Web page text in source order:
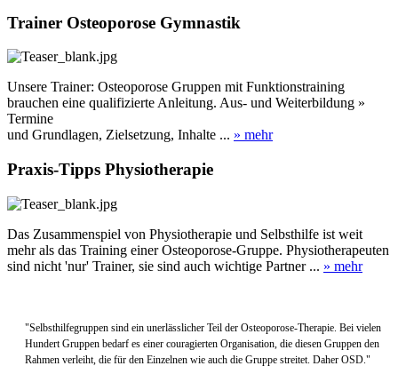
Trainer Osteoporose Gymnastik
Unsere Trainer: Osteoporose Gruppen mit Funktionstraining
brauchen eine qualifizierte Anleitung. Aus- und Weiterbildung »
Termine
und Grundlagen, Zielsetzung, Inhalte ... » mehr
Praxis-Tipps Physiotherapie
Das Zusammenspiel von Physiotherapie und Selbsthilfe ist weit
mehr als das Training einer Osteoporose-Gruppe. Physiotherapeuten
sind nicht 'nur' Trainer, sie sind auch wichtige Partner ... » mehr
"Selbsthilfegruppen sind ein unerlässlicher Teil der Osteoporose-Therapie. Bei vielen
Hundert Gruppen bedarf es einer couragierten Organisation, die diesen Gruppen den
Rahmen verleiht, die für den Einzelnen wie auch die Gruppe streitet. Daher OSD."